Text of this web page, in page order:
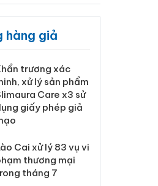
hàng giả
trương xác
xử lý sản phẩm
Care x3 sử
giấy phép giả
Cai xử lý 83 vụ vi
thương mại
tháng 7